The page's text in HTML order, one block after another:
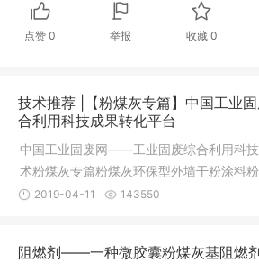
点赞0 举报 收藏 0
技术推荐 |【粉煤灰专篇】中国工业
合利用科技成果转化平台
中国工业固废网——工业固废综合利用科
术粉煤灰专篇粉煤灰环保型外墙干粉涂料
建材技术
2019-04-11 143550
阻燃剂——一种微胶囊粉煤灰基阻燃